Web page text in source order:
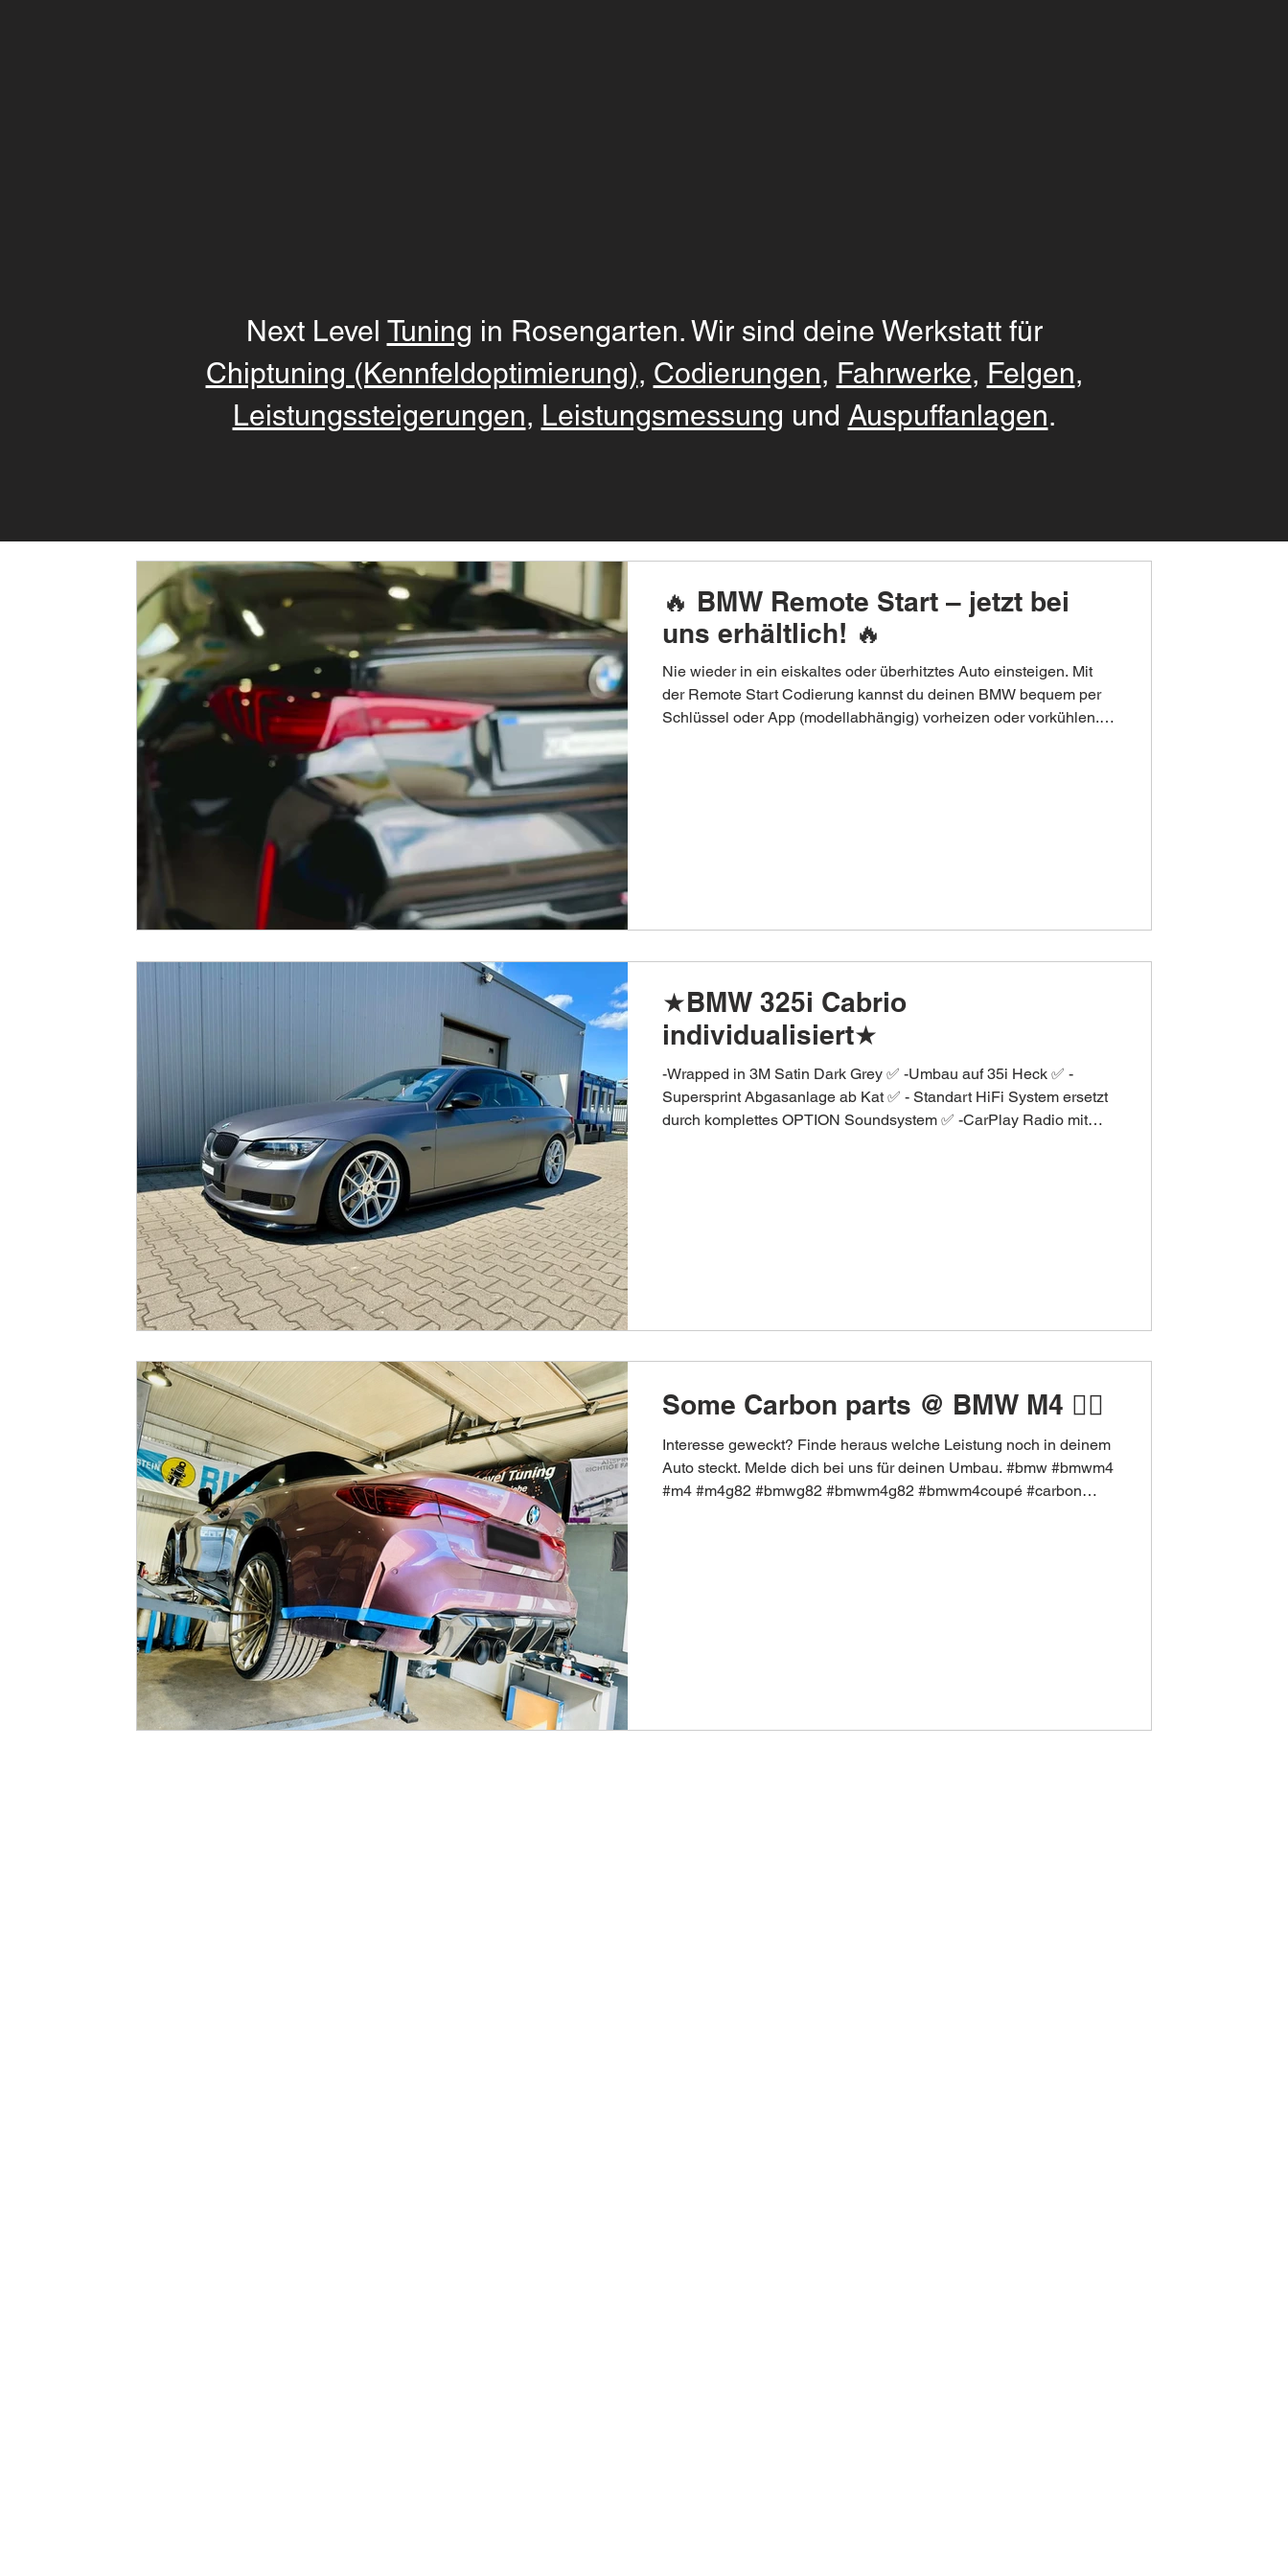
Next Level Tuning in Rosengarten. Wir sind deine Werkstatt für
Chiptuning (Kennfeldoptimierung), Codierungen, Fahrwerke, Felgen,
Leistungssteigerungen, Leistungsmessung und Auspuffanlagen.
🔥 BMW Remote Start – jetzt bei
uns erhältlich! 🔥
Nie wieder in ein eiskaltes oder überhitztes Auto einsteigen. Mit
der Remote Start Codierung kannst du deinen BMW bequem per
Schlüssel oder App (modellabhängig) vorheizen oder vorkühlen. ✅
★BMW 325i Cabrio
individualisiert★
-Wrapped in 3M Satin Dark Grey ✅ -Umbau auf 35i Heck ✅ -
Supersprint Abgasanlage ab Kat ✅ - Standart HiFi System ersetzt
durch komplettes OPTION Soundsystem ✅ -CarPlay Radio mit
Some Carbon parts @ BMW M4 😮‍💨
Interesse geweckt? Finde heraus welche Leistung noch in deinem
Auto steckt. Melde dich bei uns für deinen Umbau. #bmw #bmwm4
#m4 #m4g82 #bmwg82 #bmwm4g82 #bmwm4coupé #carbon